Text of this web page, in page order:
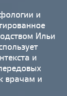
Урбанистика
и
Ильи
и
врачам и